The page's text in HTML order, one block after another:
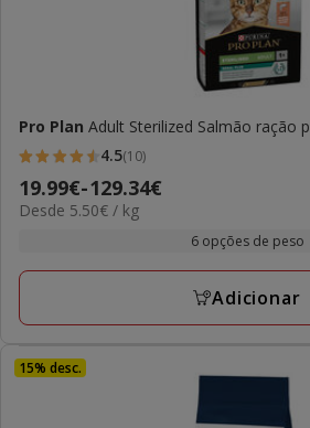
Pro Plan Adult Sterilized Salmão ração
4.5
estrelas
com
avaliações
4.5(10)
Preço
de
a
19.99€-129.34€
5.50€
Desde 5.50€ / kg
6 opções de peso
Adicionar
15% desc.